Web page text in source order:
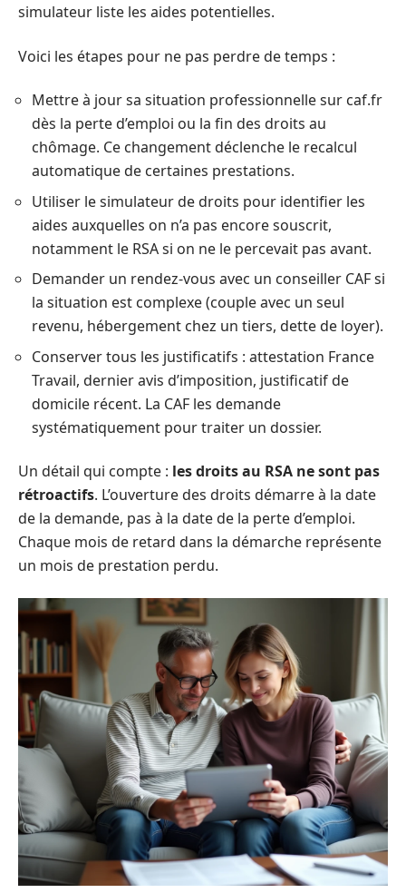
simulateur liste les aides potentielles.
Voici les étapes pour ne pas perdre de temps :
Mettre à jour sa situation professionnelle sur caf.fr
dès la perte d’emploi ou la fin des droits au
chômage. Ce changement déclenche le recalcul
automatique de certaines prestations.
Utiliser le simulateur de droits pour identifier les
aides auxquelles on n’a pas encore souscrit,
notamment le RSA si on ne le percevait pas avant.
Demander un rendez-vous avec un conseiller CAF si
la situation est complexe (couple avec un seul
revenu, hébergement chez un tiers, dette de loyer).
Conserver tous les justificatifs : attestation France
Travail, dernier avis d’imposition, justificatif de
domicile récent. La CAF les demande
systématiquement pour traiter un dossier.
Un détail qui compte : les droits au RSA ne sont pas
rétroactifs. L’ouverture des droits démarre à la date
de la demande, pas à la date de la perte d’emploi.
Chaque mois de retard dans la démarche représente
un mois de prestation perdu.